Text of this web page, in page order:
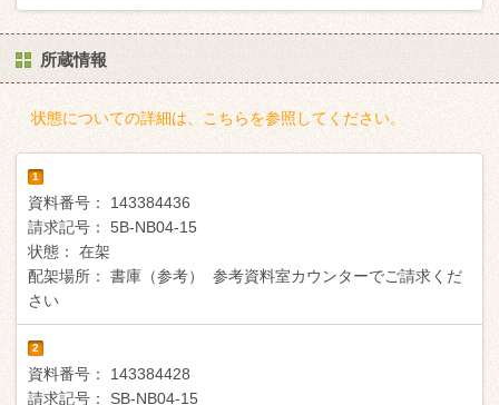
所蔵情報
状態についての詳細は、こちらを参照してください。
1
資料番号：
143384436
請求記号：
5B-NB04-15
状態：
在架
配架場所：
書庫（参考） 参考資料室カウンターでご請求くだ
さい
2
資料番号：
143384428
請求記号：
SB-NB04-15